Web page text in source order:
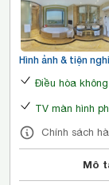
Hình ảnh & tiện nghi
Điều hòa
TV màn hình
Chính sách
Mô